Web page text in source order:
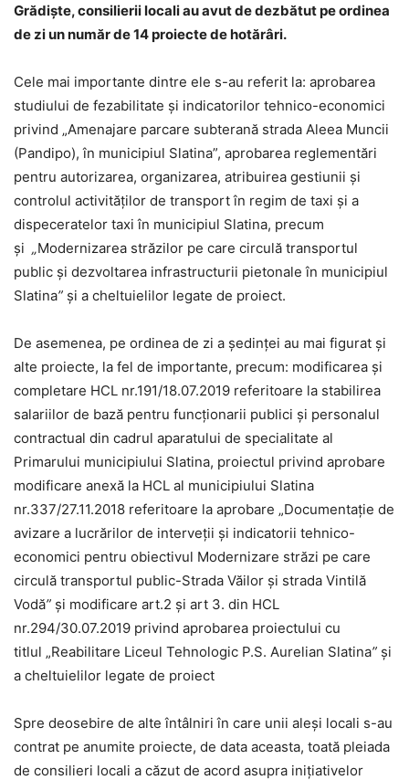
Grădişte, consilierii locali au avut de dezbătut pe ordinea
de zi un număr de 14 proiecte de hotărâri.
Cele mai importante dintre ele s-au referit la: aprobarea
studiului de fezabilitate și indicatorilor tehnico-economici
privind „Amenajare parcare subterană strada Aleea Muncii
(Pandipo), în municipiul Slatina”, aprobarea reglementări
pentru autorizarea, organizarea, atribuirea gestiunii și
controlul activităților de transport în regim de taxi și a
dispeceratelor taxi în municipiul Slatina, precum
și „Modernizarea străzilor pe care circulă transportul
public și dezvoltarea infrastructurii pietonale în municipiul
Slatina” și a cheltuielilor legate de proiect.
De asemenea, pe ordinea de zi a ședinței au mai figurat și
alte proiecte, la fel de importante, precum: modificarea și
completare HCL nr.191/18.07.2019 referitoare la stabilirea
salariilor de bază pentru funcționarii publici și personalul
contractual din cadrul aparatului de specialitate al
Primarului municipiului Slatina, proiectul privind aprobare
modificare anexă la HCL al municipiului Slatina
nr.337/27.11.2018 referitoare la aprobare „Documentație de
avizare a lucrărilor de interveții și indicatorii tehnico-
economici pentru obiectivul Modernizare străzi pe care
circulă transportul public-Strada Văilor și strada Vintilă
Vodă” și modificare art.2 și art 3. din HCL
nr.294/30.07.2019 privind aprobarea proiectului cu
titlul „Reabilitare Liceul Tehnologic P.S. Aurelian Slatina” și
a cheltuielilor legate de proiect
Spre deosebire de alte întâlniri în care unii aleși locali s-au
contrat pe anumite proiecte, de data aceasta, toată pleiada
de consilieri locali a căzut de acord asupra inițiativelor